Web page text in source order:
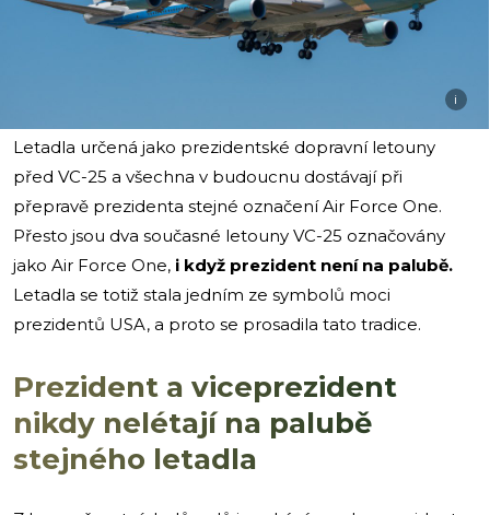
i
Letadla určená jako prezidentské dopravní letouny
před VC-25 a všechna v budoucnu dostávají při
přepravě prezidenta stejné označení Air Force One.
Přesto jsou dva současné letouny VC-25 označovány
jako Air Force One, i když prezident není na palubě.
Letadla se totiž stala jedním ze symbolů moci
prezidentů USA, a proto se prosadila tato tradice.
Prezident a viceprezident
nikdy nelétají na palubě
stejného letadla